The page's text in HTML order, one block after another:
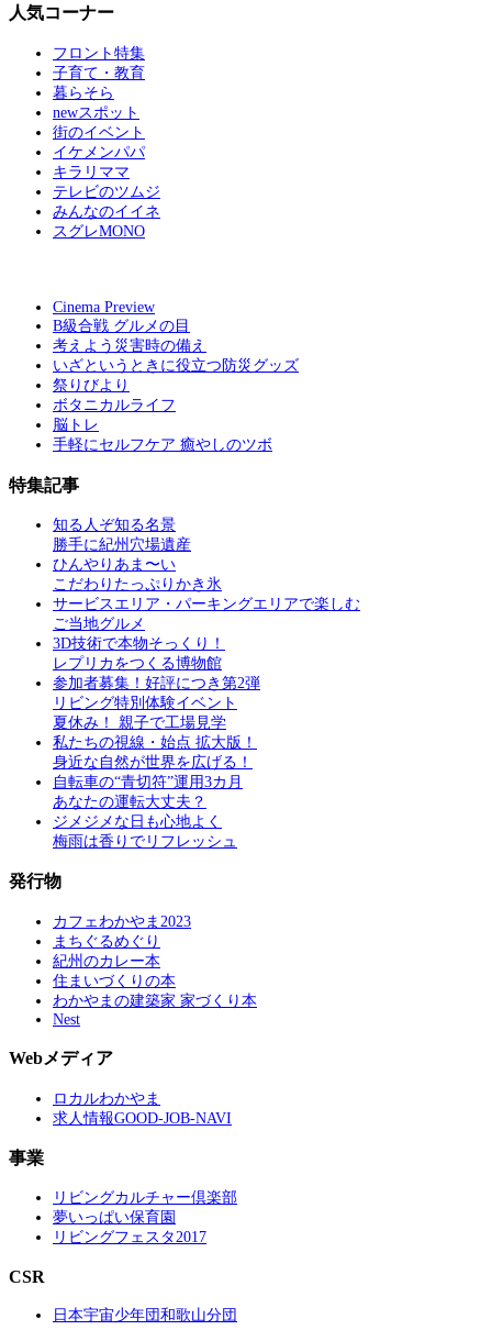
人気コーナー
フロント特集
子育て・教育
暮らそら
newスポット
街のイベント
イケメンパパ
キラリママ
テレビのツムジ
みんなのイイネ
スグレMONO
Cinema Preview
B級合戦 グルメの目
考えよう災害時の備え
いざというときに役立つ防災グッズ
祭りびより
ボタニカルライフ
脳トレ
手軽にセルフケア 癒やしのツボ
特集記事
知る人ぞ知る名景
勝手に紀州穴場遺産
ひんやりあま〜い
こだわりたっぷりかき氷
サービスエリア・パーキングエリアで楽しむ
ご当地グルメ
3D技術で本物そっくり！
レプリカをつくる博物館
参加者募集！好評につき第2弾
リビング特別体験イベント
夏休み！ 親子で工場見学
私たちの視線・始点 拡大版！
身近な自然が世界を広げる！
自転車の“青切符”運用3カ月
あなたの運転大丈夫？
ジメジメな日も心地よく
梅雨は香りでリフレッシュ
発行物
カフェわかやま2023
まちぐるめぐり
紀州のカレー本
住まいづくりの本
わかやまの建築家 家づくり本
Nest
Webメディア
ロカルわかやま
求人情報GOOD-JOB-NAVI
事業
リビングカルチャー倶楽部
夢いっぱい保育園
リビングフェスタ2017
CSR
日本宇宙少年団和歌山分団